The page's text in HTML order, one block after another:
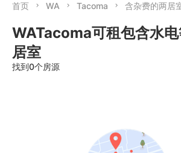
首页 WA Tacoma 含杂费的两居
WATacoma可租包含水
居室
找到0个房源